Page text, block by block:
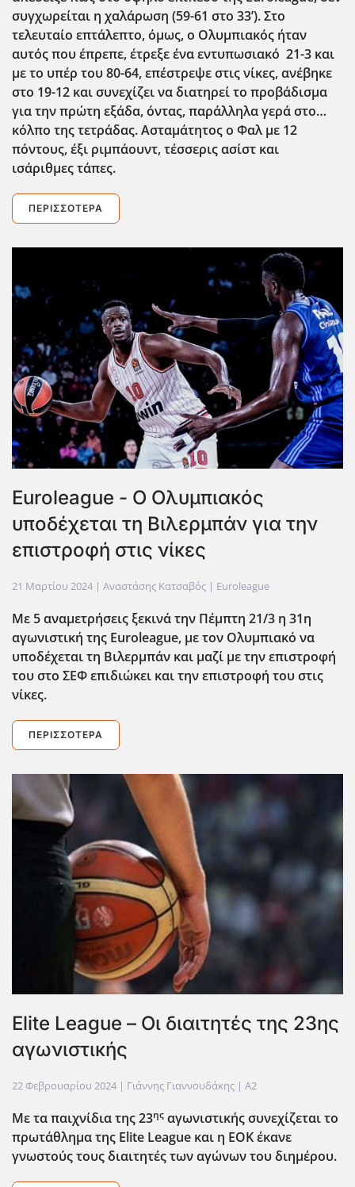
συγχωρείται η χαλάρωση (59-61 στο 33’). Στο
τελευταίο επτάλεπτο, όμως, ο Ολυμπιακός ήταν
αυτός που έπρεπε, έτρεξε ένα εντυπωσιακό 21-3 και
με το υπέρ του 80-64, επέστρεψε στις νίκες, ανέβηκε
στο 19-12 και συνεχίζει να διατηρεί το προβάδισμα
για την πρώτη εξάδα, όντας, παράλληλα γερά στο…
κόλπο της τετράδας. Ασταμάτητος ο Φαλ με 12
πόντους, έξι ριμπάουντ, τέσσερις ασίστ και
ισάριθμες τάπες.
ΠΕΡΙΣΣΌΤΕΡΑ
Euroleague - Ο Ολυμπιακός
υποδέχεται τη Βιλερμπάν για την
επιστροφή στις νίκες
21 Μαρτίου 2024 | Αναστάσης Κατσαβός | Euroleague
Με 5 αναμετρήσεις ξεκινά την Πέμπτη 21/3 η 31η
αγωνιστική της Euroleague, με τον Ολυμπιακό να
υποδέχεται τη Βιλερμπάν και μαζί με την επιστροφή
του στο ΣΕΦ επιδιώκει και την επιστροφή του στις
νίκες.
ΠΕΡΙΣΣΌΤΕΡΑ
Elite League – Οι διαιτητές της 23ης
αγωνιστικής
22 Φεβρουαρίου 2024 | Γιάννης Γιαννουδάκης | A2
Με τα παιχνίδια της 23ης αγωνιστικής συνεχίζεται το
πρωτάθλημα της Elite League και η ΕΟΚ έκανε
γνωστούς τους διαιτητές των αγώνων του διημέρου.